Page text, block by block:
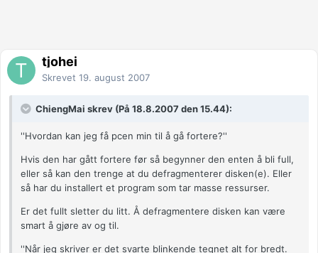
tjohei
Skrevet 19. august 2007
ChiengMai skrev (På 18.8.2007 den 15.44):
''Hvordan kan jeg få pcen min til å gå fortere?''
Hvis den har gått fortere før så begynner den enten å bli full,
eller så kan den trenge at du defragmenterer disken(e). Eller
så har du installert et program som tar masse ressurser.
Er det fullt sletter du litt. Å defragmentere disken kan være
smart å gjøre av og til.
''Når jeg skriver er det svarte blinkende tegnet alt for bredt.